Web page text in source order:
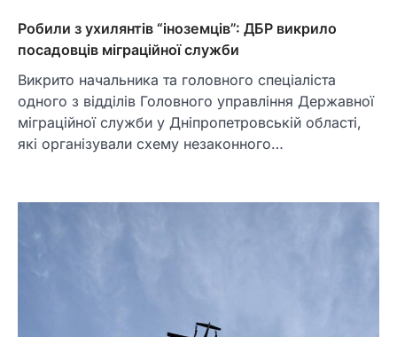
Робили з ухилянтів “іноземців”: ДБР викрило
посадовців міграційної служби
Викрито начальника та головного спеціаліста
одного з відділів Головного управління Державної
міграційної служби у Дніпропетровській області,
які організували схему незаконного…